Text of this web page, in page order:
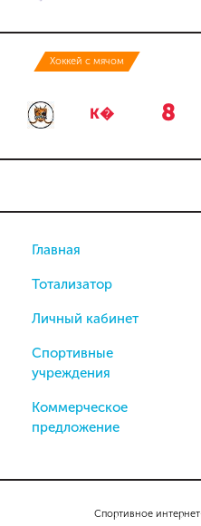
Хоккей с мячом
К� 8
Спортивное
Главная
Тотализатор
Личный кабинет
Спортивные
учреждения
Коммерческое
предложение